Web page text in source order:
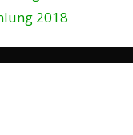
2018